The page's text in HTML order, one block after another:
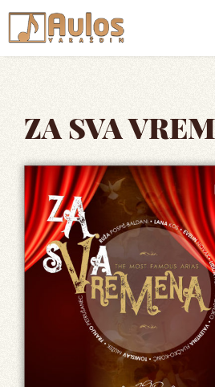
ZA SVA